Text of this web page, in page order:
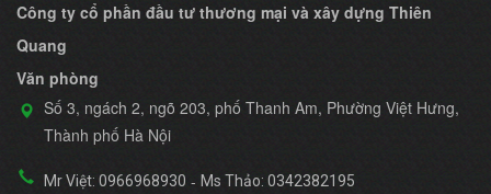
Công ty cổ phần đầu tư thương mại và xây dựng Thiên
Quang
Văn phòng
Số 3, ngách 2, ngõ 203, phố Thanh Am, Phường Việt Hưng,
Thành phố Hà Nội
Mr Việt: 0966968930 - Ms Thảo: 0342382195